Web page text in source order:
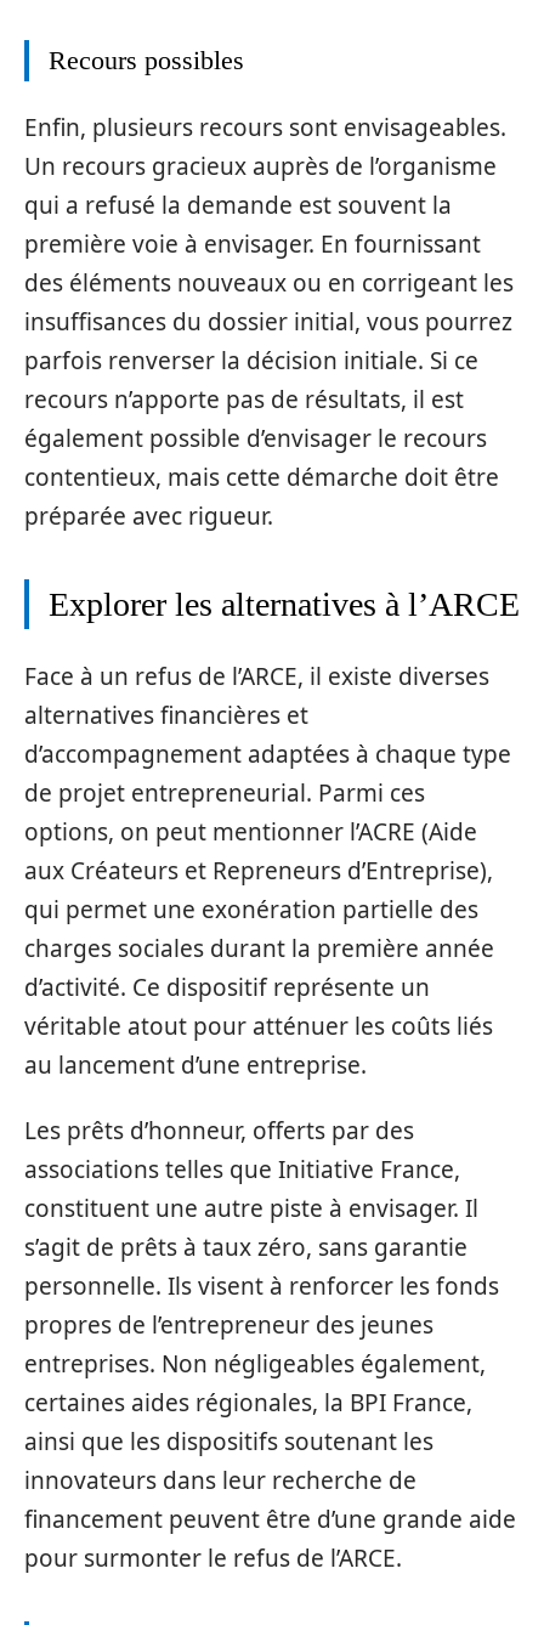
Recours possibles
Enfin, plusieurs recours sont envisageables.
Un recours gracieux auprès de l’organisme
qui a refusé la demande est souvent la
première voie à envisager. En fournissant
des éléments nouveaux ou en corrigeant les
insuffisances du dossier initial, vous pourrez
parfois renverser la décision initiale. Si ce
recours n’apporte pas de résultats, il est
également possible d’envisager le recours
contentieux, mais cette démarche doit être
préparée avec rigueur.
Explorer les alternatives à l’ARCE
Face à un refus de l’ARCE, il existe diverses
alternatives financières et
d’accompagnement adaptées à chaque type
de projet entrepreneurial. Parmi ces
options, on peut mentionner l’ACRE (Aide
aux Créateurs et Repreneurs d’Entreprise),
qui permet une exonération partielle des
charges sociales durant la première année
d’activité. Ce dispositif représente un
véritable atout pour atténuer les coûts liés
au lancement d’une entreprise.
Les prêts d’honneur, offerts par des
associations telles que Initiative France,
constituent une autre piste à envisager. Il
s’agit de prêts à taux zéro, sans garantie
personnelle. Ils visent à renforcer les fonds
propres de l’entrepreneur des jeunes
entreprises. Non négligeables également,
certaines aides régionales, la BPI France,
ainsi que les dispositifs soutenant les
innovateurs dans leur recherche de
financement peuvent être d’une grande aide
pour surmonter le refus de l’ARCE.